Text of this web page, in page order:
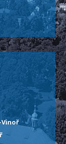
Vinoř